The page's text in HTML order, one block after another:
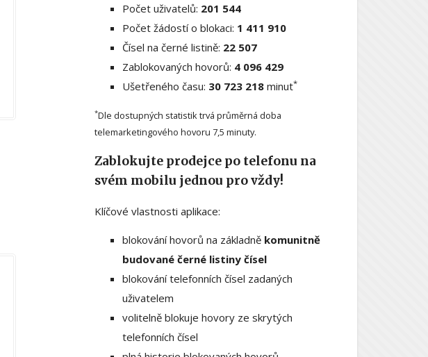
Počet uživatelů: 201 544
Počet žádostí o blokaci: 1 411 910
Čísel na černé listině: 22 507
Zablokovaných hovorů: 4 096 429
Ušetřeného času: 30 723 218minut*
*Dle dostupných statistik trvá průměrná doba
telemarketingového hovoru 7,5 minuty.
Zablokujte prodejce po telefonu na
svém mobilu jednou pro vždy!
Klíčové vlastnosti aplikace:
blokování hovorů na základně komunitně
budované černé listiny čísel
blokování telefonních čísel zadaných
uživatelem
volitelně blokuje hovory ze skrytých
telefonních čísel